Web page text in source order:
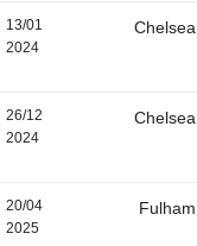
13/01
2024
Chelsea
26/12
2024
Chelsea
20/04
2025
Fulham